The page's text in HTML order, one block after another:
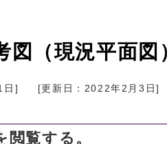
図（現況平面図
] [更新日： 2022年2月3日]
閲覧する。